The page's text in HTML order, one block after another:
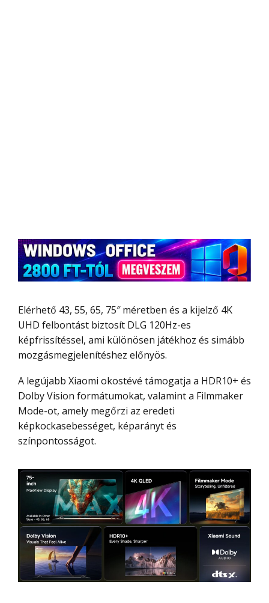
Elérhető 43, 55, 65, 75″ méretben és a kijelző 4K
UHD felbontást biztosít DLG 120Hz-es
képfrissítéssel, ami különösen játékhoz és simább
mozgásmegjelenítéshez előnyös.
A legújabb Xiaomi okostévé támogatja a HDR10+ és
Dolby Vision formátumokat, valamint a Filmmaker
Mode-ot, amely megőrzi az eredeti
képkockasebességet, képarányt és
színpontosságot.